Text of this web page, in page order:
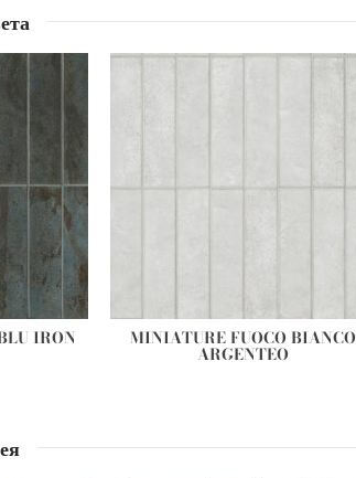
IRON MINIATURE FUOCO BIANCO
ARGENTEO